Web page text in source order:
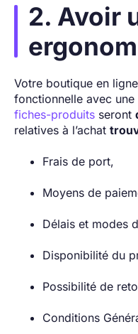
2. Avoir
Votre boutique en
fonctionnelle avec
fiches-produits seront
relatives à l’achat
Frais de port,
Moyens de
Délais et modes
Disponibilité du
Possibilité de
Conditions